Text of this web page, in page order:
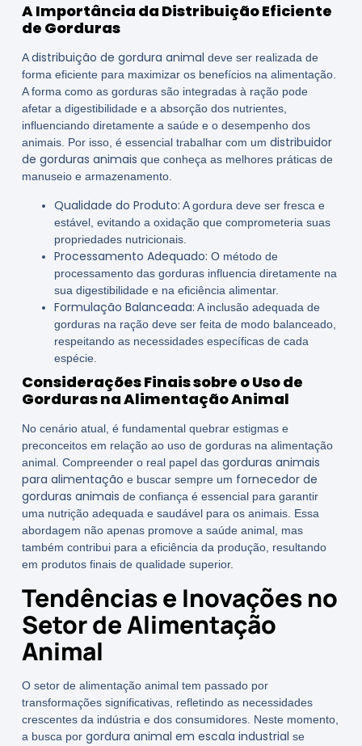
A Importância da Distribuição Eficiente
de Gorduras
Adistribuição de gordura animal deve ser realizada de
forma eficiente para maximizar os benefícios na alimentação.
A forma como as gorduras são integradas à ração pode
afetar a digestibilidade e a absorção dos nutrientes,
influenciando diretamente a saúde e o desempenho dos
animais. Por isso, é essencial trabalhar com um distribuidor
de gorduras animais que conheça as melhores práticas de
manuseio e armazenamento.
Qualidade do Produto: A gordura deve ser fresca e
estável, evitando a oxidação que comprometeria suas
propriedades nutricionais.
Processamento Adequado: O método de
processamento das gorduras influencia diretamente na
sua digestibilidade e na eficiência alimentar.
Formulação Balanceada: A inclusão adequada de
gorduras na ração deve ser feita de modo balanceado,
respeitando as necessidades específicas de cada
espécie.
Considerações Finais sobre o Uso de
Gorduras na Alimentação Animal
No cenário atual, é fundamental quebrar estigmas e
preconceitos em relação ao uso de gorduras na alimentação
animal. Compreender o real papel das gorduras animais
para alimentação e buscar sempre um fornecedor de
gorduras animais de confiança é essencial para garantir
uma nutrição adequada e saudável para os animais. Essa
abordagem não apenas promove a saúde animal, mas
também contribui para a eficiência da produção, resultando
em produtos finais de qualidade superior.
Tendências e Inovações no
Setor de Alimentação
Animal
O setor de alimentação animal tem passado por
transformações significativas, refletindo as necessidades
crescentes da indústria e dos consumidores. Neste momento,
a busca por gordura animal em escala industrial se